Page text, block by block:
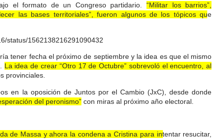
el formato de un Congreso partidario.“Militar los barrios”,
las bases territoriales”, fueron algunos de los tópicos que
status/1562138216291090432
tener fecha el próximo de septiembre y la idea es que el mismo
La idea de crear “Otro 17 de Octubre” sobrevoló el encuentro, al
provinciales.
en la oposición de Juntos por el Cambio (JxC), desde donde
del peronismo” con miras al próximo año electoral.
de Massa y ahora la condena a Cristina para intentar resucitar,